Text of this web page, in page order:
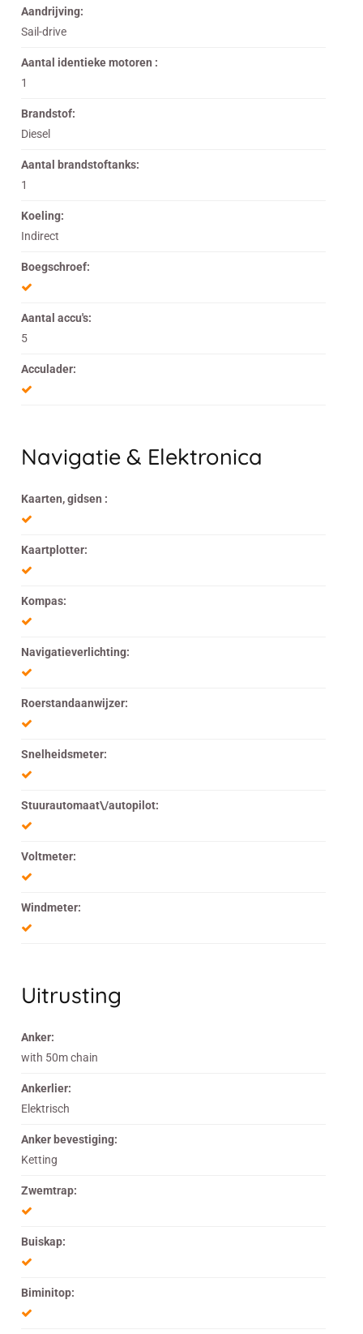
Aandrijving:
Sail-drive
Aantal identieke motoren :
1
Brandstof:
Diesel
Aantal brandstoftanks:
1
Koeling:
Indirect
Boegschroef:
Aantal accu's:
5
Acculader:
Navigatie & Elektronica
Kaarten, gidsen :
Kaartplotter:
Kompas:
Navigatieverlichting:
Roerstandaanwijzer:
Snelheidsmeter:
Stuurautomaat\/autopilot:
Voltmeter:
Windmeter:
Uitrusting
Anker:
with 50m chain
Ankerlier:
Elektrisch
Anker bevestiging:
Ketting
Zwemtrap:
Buiskap:
Biminitop: